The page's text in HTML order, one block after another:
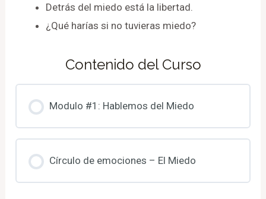
Detrás del miedo está la libertad.
¿Qué harías si no tuvieras miedo?
Contenido del Curso
Modulo #1: Hablemos del Miedo
Círculo de emociones – El Miedo